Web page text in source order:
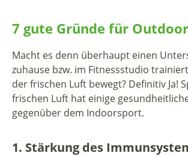
7 gute Gründe für
Macht es denn überhaupt einen
zuhause bzw. im Fitnessstudio
der frischen Luft bewegt? Definitiv Ja!
frischen Luft hat einige
gegenüber dem Indoorsport.
1. Stärkung des